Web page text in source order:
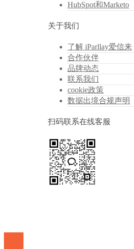
HubSpot和Marketo
关于我们
了解 iParllay爱信来
合作伙伴
品牌动态
联系我们
cookie政策
数据出境合规声明
扫码联系在线客服